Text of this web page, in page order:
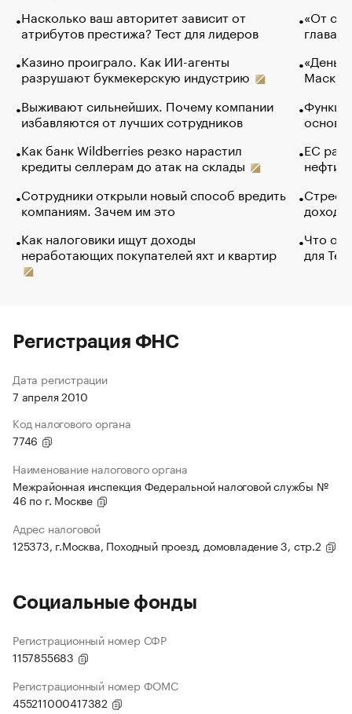
Насколько ваш авторитет зависит от
атрибутов престижа? Тест для лидеров
Казино проиграло. Как ИИ-агенты
разрушают букмекерскую индустрию
Выживают сильнейших. Почему компании
избавляются от лучших сотрудников
Как банк Wildberries резко нарастил
кредиты селлерам до атак на склады
Сотрудники открыли новый способ вредить
компаниям. Зачем им это
Как налоговики ищут доходы
неработающих покупателей яхт и квартир
«От
глава
Маск в
основ
ЕС
нефти
Что
для
Регистрация ФНС
Дата регистрации
7 апреля 2010
Код налогового органа
7746
Наименование налогового органа
Межрайонная инспекция Федеральной налоговой службы №
46 по г. Москве
Адрес налоговой
125373, г.Москва, Походный проезд, домовладение 3, стр.2
Социальные фонды
Регистрационный номер СФР
1157855683
Регистрационный номер ФОМС
455211000417382